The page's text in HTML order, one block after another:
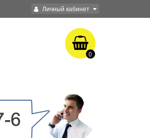
Личный кабинет
0